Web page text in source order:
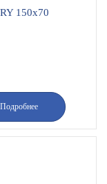
150х70
Подробнее